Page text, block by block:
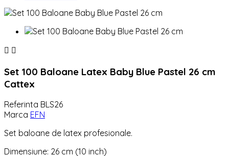
 
Set 100 Baloane Latex Baby Blue Pastel 26 cm
Cattex
Referinta BLS26
Marca EFN
Set baloane de latex profesionale.
Dimensiune: 26 cm (10 inch)